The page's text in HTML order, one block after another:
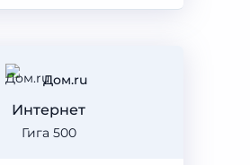
Дом.ru
Гига 500
Интернет